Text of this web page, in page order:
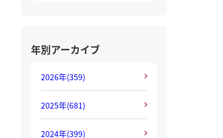
年別アーカイブ
2026年(359)
2025年(681)
2024年(399)